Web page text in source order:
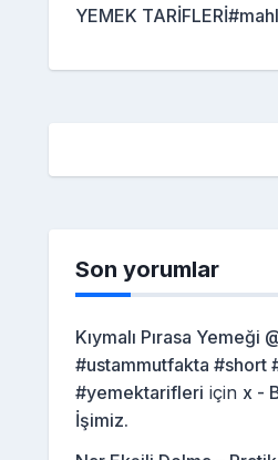
YEMEK
Son yorumlar
Kıymalı Pırasa Yemeği
#ustammutfakta #short
#yemektarifleri için x -
İşimiz.